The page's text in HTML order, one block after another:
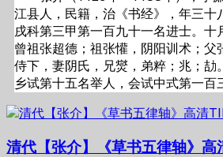
江县人，民籍，治《书经》，年三十
戌科第三甲第一百九十一名进士。十
曾祖张超德；祖张懽，阴阳训术；父
侍下，妻阴氏，兄爕，弟粹；兆；劼
乡试第十五名举人，会试中式第一百
清代【张介】《草书五律轴》高